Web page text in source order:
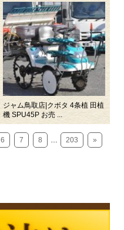
ジャム鳥取店|クボタ 4条植 田植
機 SPU45P お売 ...
6 7 8 203 »